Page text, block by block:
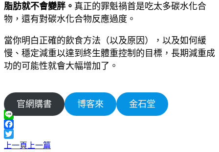
脂肪就不會變胖。 真正的罪魁禍首是吃太多碳水化合
物，還有對碳水化合物反應過度。
當你明白正確的飲食方法（以及原因），以及如何緩
慢、穩定減重以達到終生體重控制的目標，長期減重成
功的可能性就會大幅增加了。
官網購書 博客來 金石堂
Line
Facebook
Twitter
上一頁 上一篇